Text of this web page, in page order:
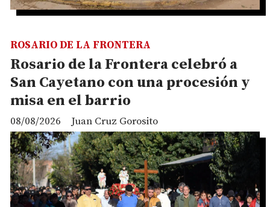
Rosario de la Frontera celebró a
San Cayetano con una procesión y
misa en el barrio
Juan Cruz Gorosito
ROSARIO DE LA FRONTERA
08/08/2026